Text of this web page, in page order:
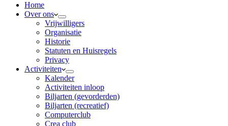
Home
Over ons
Vrijwilligers
Organisatie
Historie
Statuten en Huisregels
Privacy
Activiteiten
Kalender
Activiteiten inloop
Biljarten (gevorderden)
Biljarten (recreatief)
Computerclub
Crea club